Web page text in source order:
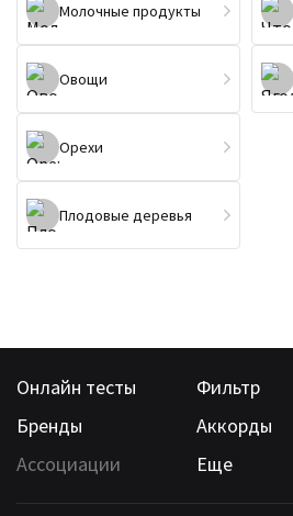
Молочные продукты
Овощи
Орехи
Плодовые деревья
Онлайн тесты Фильтр
Бренды
Аккорды
Ассоциации
Еще